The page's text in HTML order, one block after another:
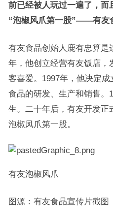
前已经被人玩过一遍了，而
“泡椒风爪第一股”——有友
有友食品创始人鹿有忠算是
年，他创立经营有友饭店，
客喜爱。1997年，他决定
食品的研发、生产和销售。
生。二十年后，有友开发正
泡椒凤爪第一股。
有友泡椒风爪
图源：有友食品宣传片截图